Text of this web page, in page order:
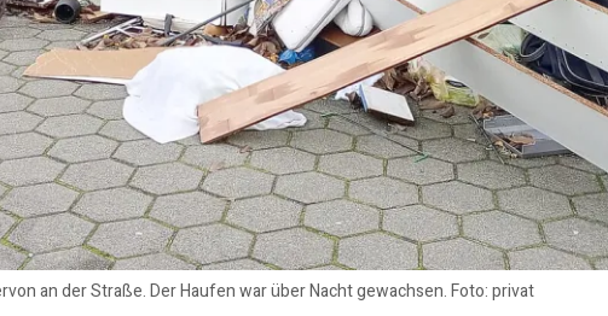
an der Straße. Der Haufen war über Nacht gewachsen. Foto: privat